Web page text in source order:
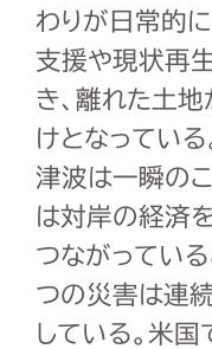
わりが日常的
支援や現状再
き、離れた土
けとなっている
津波は一瞬の
は対岸の経済
つながっている
つの災害は連
している。米